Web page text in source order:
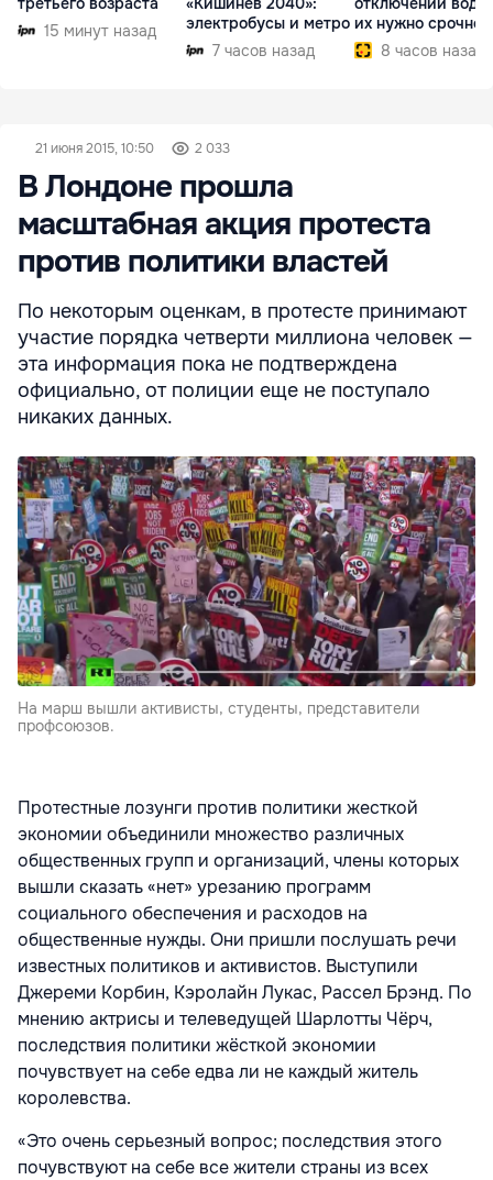
15 минут назад
электробусы и метро
7 часов назад
их нужно срочно
внедрить
8 часов назад
21 июня 2015, 10:50 2 033
В Лондоне прошла
масштабная акция протеста
против политики властей
По некоторым оценкам, в протесте принимают
участие порядка четверти миллиона человек —
эта информация пока не подтверждена
официально, от полиции еще не поступало
никаких данных.
На марш вышли активисты, студенты, представители
профсоюзов.
Протестные лозунги против политики жесткой
экономии объединили множество различных
общественных групп и организаций, члены которых
вышли сказать «нет» урезанию программ
социального обеспечения и расходов на
общественные нужды. Они пришли послушать речи
известных политиков и активистов. Выступили
Джереми Корбин, Кэролайн Лукас, Рассел Брэнд. По
мнению актрисы и телеведущей Шарлотты Чёрч,
последствия политики жёсткой экономии
почувствует на себе едва ли не каждый житель
королевства.
«Это очень серьезный вопрос; последствия этого
почувствуют на себе все жители страны из всех